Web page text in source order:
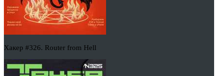
Хакер #326. Router from Hell